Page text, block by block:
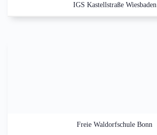
IGS Kastellstraße Wiesbaden
Freie Waldorfschule Bonn